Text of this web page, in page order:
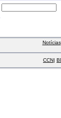
Notícias
CCN|